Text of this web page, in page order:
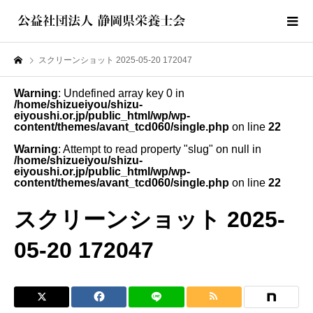
スクリーンショット 2025-05-20 172047
Warning: Undefined array key 0 in
/home/shizueiyou/shizu-
eiyoushi.or.jp/public_html/wp/wp-
content/themes/avant_tcd060/single.php on line 22
Warning: Attempt to read property "slug" on null in
/home/shizueiyou/shizu-
eiyoushi.or.jp/public_html/wp/wp-
content/themes/avant_tcd060/single.php on line 22
スクリーンショット 2025-
05-20 172047